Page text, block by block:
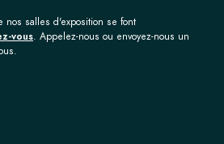
nos salles d'exposition se font
vous. Appelez-nous ou envoyez-nous un